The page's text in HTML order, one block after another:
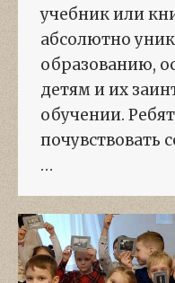
учебник или
абсолютно
образованию,
детям и их
обучении.
почувствовать
…